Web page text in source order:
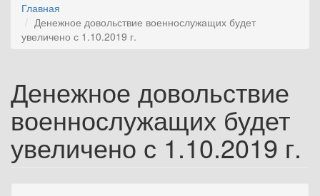
Главная
Денежное довольствие военнослужащих будет
увеличено с 1.10.2019 г.
Денежное довольствие
военнослужащих будет
увеличено с 1.10.2019 г.